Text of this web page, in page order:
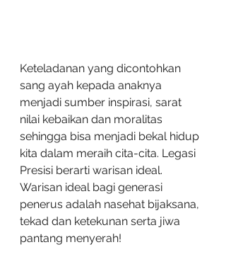
Keteladanan yang dicontohkan
sang ayah kepada anaknya
menjadi sumber inspirasi, sarat
nilai kebaikan dan moralitas
sehingga bisa menjadi bekal hidup
kita dalam meraih cita-cita. Legasi
Presisi berarti warisan ideal.
Warisan ideal bagi generasi
penerus adalah nasehat bijaksana,
tekad dan ketekunan serta jiwa
pantang menyerah!